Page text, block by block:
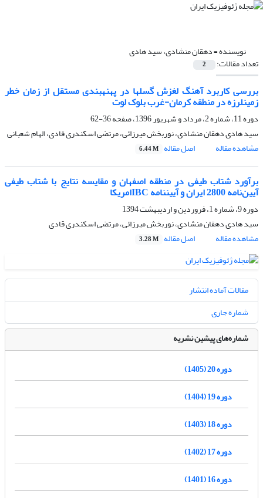
نویسنده =دهقان منشادی، سید هادی
تعداد مقالات: 2
بررسی کاربرد آهنگ لغزش گسل‏ها در پهنه‏بندی مستقل از زمان خطر
زمین‏لرزه در منطقه کرمان-غرب بلوک لوت
دوره 11، شماره 2، مرداد و شهریور 1396، صفحه
36-62
سید هادی دهقان منشادی، نوربخش میرزائی، مرتضی اسکندری قادی، الهام شعبانی
مشاهده مقاله
اصل مقاله 6.44 M
برآورد شتاب طیفی در منطقه اصفهان و مقایسه نتایج با شتاب طیفی
آیین‌نامه 2800 ایران و آیین‏نامه IBCامریکا
دوره 9، شماره 1، فروردین و اردیبهشت 1394
سید هادی دهقان منشادی، نوربخش میرزائی، مرتضی اسکندری قادی
مشاهده مقاله
اصل مقاله 3.28 M
مقالات آماده انتشار
شماره جاری
شماره‌های پیشین نشریه
دوره 20 (1405)
دوره 19 (1404)
دوره 18 (1403)
دوره 17 (1402)
دوره 16 (1401)